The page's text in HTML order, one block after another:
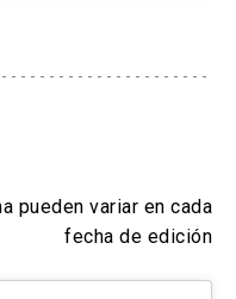
de compra
son
AL PAGO,
pueden variar en cada
fecha de edición